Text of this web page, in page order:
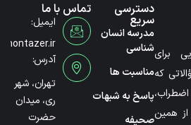
برای
که
اضطراب،
همین
دسترسی
سریع
مدرسه انسان
شناسی
مناسبت ها
پاسخ به شبهات
صحیفه
تماس با ما
ایمیل:
آدرس:
تهران، شهر
ری، میدان
حضرت